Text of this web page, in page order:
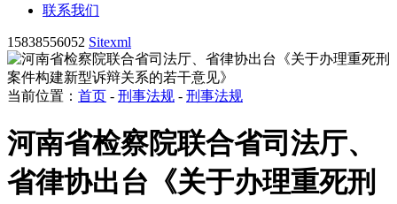
联系我们
15838556052 Sitexml
当前位置： 首页 - 刑事法规 - 刑事法规
河南省检察院联合省司法厅、
省律协出台《关于办理重死刑